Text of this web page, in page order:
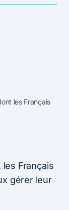
les Français
les Français
gérer leur